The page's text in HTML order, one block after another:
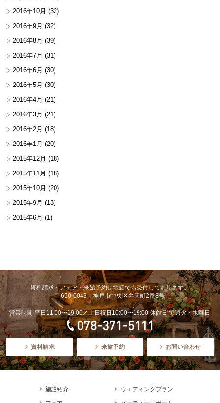
2016年10月 (32)
2016年9月 (32)
2016年8月 (39)
2016年7月 (31)
2016年6月 (30)
2016年5月 (30)
2016年4月 (21)
2016年3月 (21)
2016年2月 (18)
2016年1月 (20)
2015年12月 (18)
2015年11月 (18)
2015年10月 (20)
2015年9月 (13)
2015年6月 (1)
資料請求・フェア・来館予約は電話でも受付しております。
〒650-0043 神戸市中央区弁天町2番8号
営業時間 平日11:00〜19:00／土日祝日10:00〜19:00 休館日 毎週火・水曜日
資料請求 来館予約 お問い合わせ
施設紹介
ウエディングプラン